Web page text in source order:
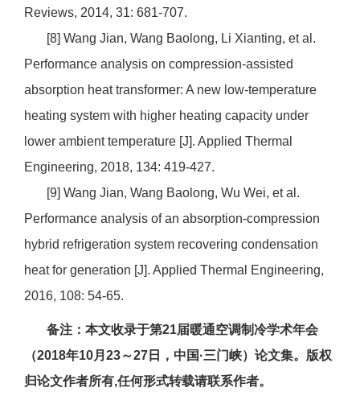
Reviews, 2014, 31: 681-707.
[8] Wang Jian, Wang Baolong, Li Xianting, et al.
Performance analysis on compression-assisted
absorption heat transformer: A new low-temperature
heating system with higher heating capacity under
lower ambient temperature [J]. Applied Thermal
Engineering, 2018, 134: 419-427.
[9] Wang Jian, Wang Baolong, Wu Wei, et al.
Performance analysis of an absorption-compression
hybrid refrigeration system recovering condensation
heat for generation [J]. Applied Thermal Engineering,
2016, 108: 54-65.
备注：本文收录于第21届暖通空调制冷学术年会
（2018年10月23～27日，中国·三门峡）论文集。版权
归论文作者所有,任何形式转载请联系作者。